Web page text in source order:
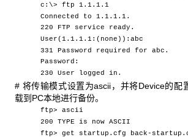
c:\> ftp 1.1.1.1
Connected to 1.1.1.1.
220 FTP service ready.
User(1.1.1.1:(none)):abc
331 Password required for abc.
Password:
230 User logged in.
# 将传输模式设置为ascii，并将Device的配
载到PC本地进行备份。
ftp> ascii
200 TYPE is now ASCII
ftp> get startup.cfg back-